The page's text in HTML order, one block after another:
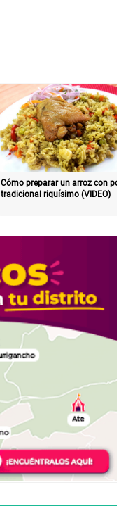
Cómo preparar un arroz con pollo
tradicional riquísimo (VIDEO)